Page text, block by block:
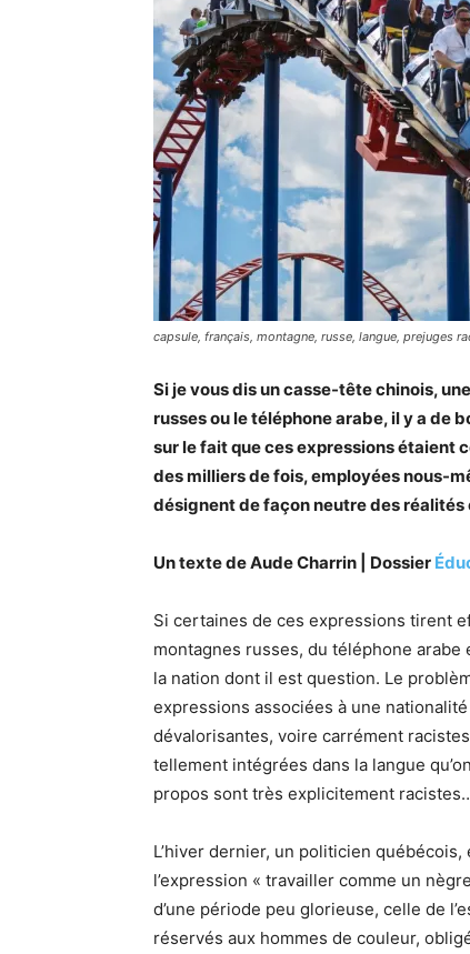
capsule, français, montagne, russe, langue, prejuges
Si je vous dis un casse-tête chinois,
russes ou le téléphone arabe, il y a de
sur le fait que ces expressions étaient
des milliers de fois, employées nous-
désignent de façon neutre des
Un texte de Aude Charrin | Dossier
Si certaines de ces expressions tirent
montagnes russes, du téléphone arabe
la nation dont il est question. Le
expressions associées à une
dévalorisantes, voire carrément
tellement intégrées dans la langue
propos sont très explicitement
L’hiver dernier, un politicien
l’expression « travailler comme un
d’une période peu glorieuse, celle de
réservés aux hommes de couleur,